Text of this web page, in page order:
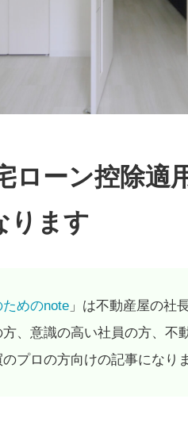
ローン控除適
ります
めのnote 」は不動産屋の社
、意識の高い社員の方、不
プロの方向けの記事になり